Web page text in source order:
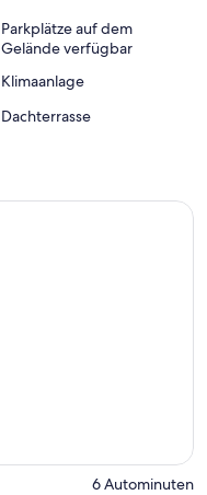
Parkplätze auf dem
Gelände verfügbar
Klimaanlage
Dachterrasse
‪6 Autominuten‬